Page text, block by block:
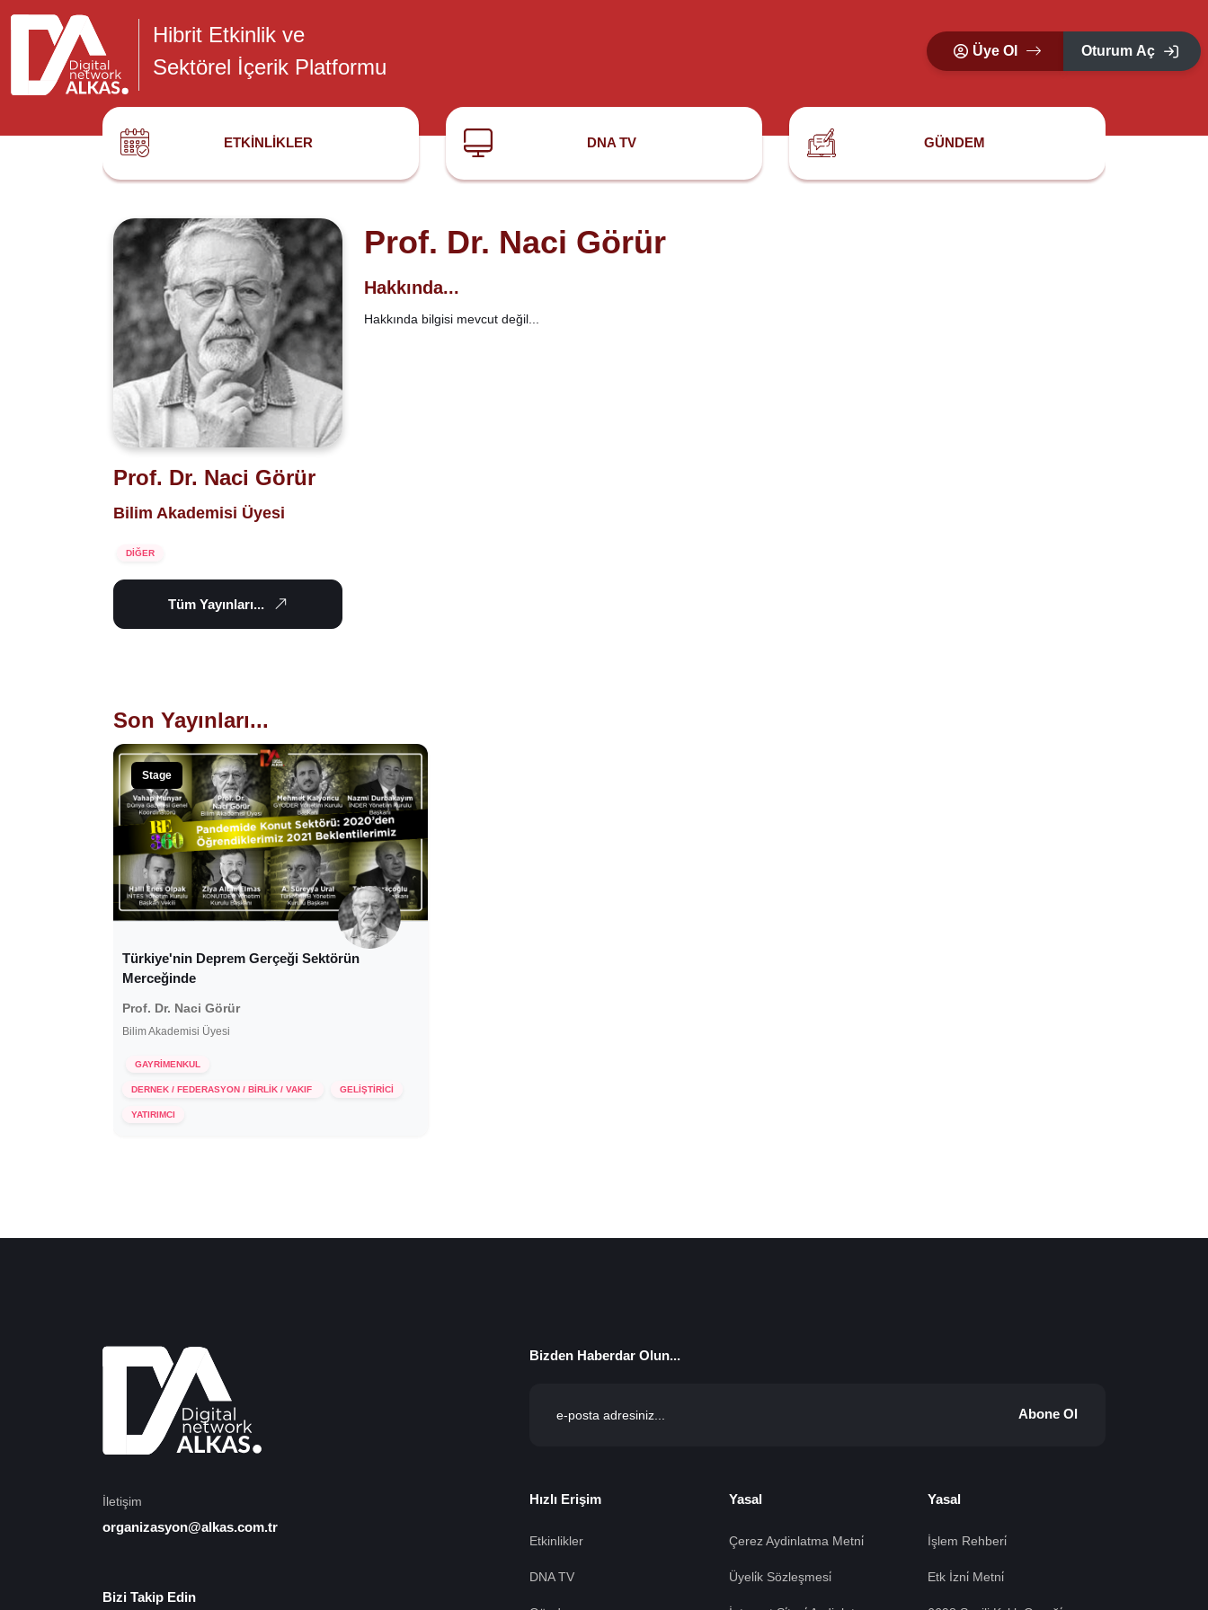
Hibrit Etkinlik ve
Sektörel İçerik Platformu
Üye Ol Oturum Aç
ETKINLIKLER DNA TV GÜNDEM
Prof. Dr. Naci Görür
Bilim Akademisi Üyesi
DİĞER
Tüm Yayınları...
Prof. Dr. Naci Görür
Hakkında...
Hakkında bilgisi mevcut değil...
Son Yayınları...
Stage
Türkiye'nin Deprem Gerçeği Sektörün
Merceğinde
Prof. Dr. Naci Görür
Bilim Akademisi Üyesi
GAYRİMENKUL
DERNEK / FEDERASYON / BİRLİK / VAKIF GELİŞTİRİCİ
YATIRIMCI
İletişim
organizasyon@alkas.com.tr
Bizi Takip Edin
Bizden Haberdar Olun...
Abone Ol
Hızlı Erişim
Etkinlikler
DNA TV
Yasal
Çerez Aydinlatma Metni̇
Üyeli̇k Sözleşmesi̇
Yasal
İşlem Rehberi̇
Etk İzni̇ Metni̇